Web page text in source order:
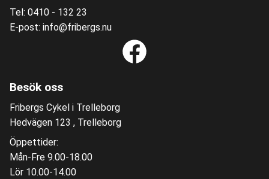
Tel: 0410 - 132 23
E-post: info@fribergs.nu
Besök oss
Fribergs Cykel i Trelleborg
Hedvägen 123 , Trelleborg
Öppettider:
Mån-Fre 9.00-18.00
Lör 10.00-14.00